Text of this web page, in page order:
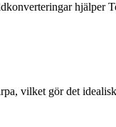
vilket gör det